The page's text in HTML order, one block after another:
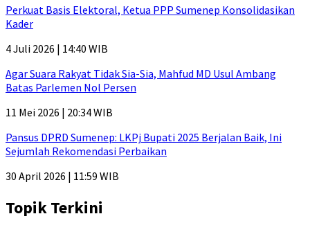
Perkuat Basis Elektoral, Ketua PPP Sumenep Konsolidasikan
Kader
4 Juli 2026 | 14:40 WIB
Agar Suara Rakyat Tidak Sia-Sia, Mahfud MD Usul Ambang
Batas Parlemen Nol Persen
11 Mei 2026 | 20:34 WIB
Pansus DPRD Sumenep: LKPj Bupati 2025 Berjalan Baik, Ini
Sejumlah Rekomendasi Perbaikan
30 April 2026 | 11:59 WIB
Topik Terkini